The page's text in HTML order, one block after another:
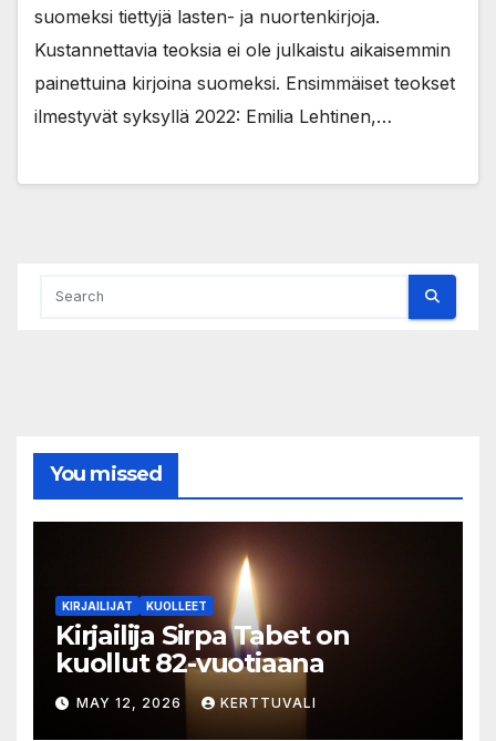
suomeksi tiettyjä lasten- ja nuortenkirjoja.
Kustannettavia teoksia ei ole julkaistu aikaisemmin
painettuina kirjoina suomeksi. Ensimmäiset teokset
ilmestyvät syksyllä 2022: Emilia Lehtinen,…
You missed
KIRJAILIJAT KUOLLEET
Kirjailija Sirpa Tabet on
kuollut 82-vuotiaana
MAY 12, 2026 KERTTUVALI